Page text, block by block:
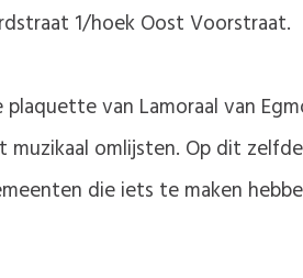
1/hoek Oost Voorstraat.
van Lamoraal van
muzikaal omlijsten. Op dit
die iets te maken